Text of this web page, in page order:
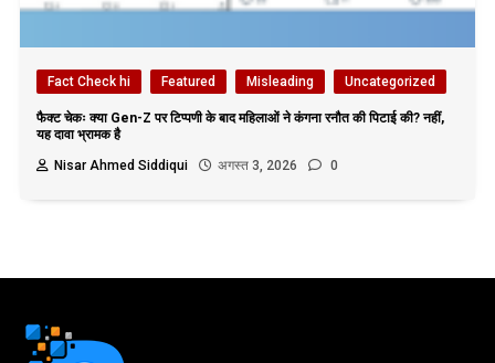
Fact Check hi Featured Misleading Uncategorized
फैक्ट चेकः क्या Gen-Z पर टिप्पणी के बाद महिलाओं ने कंगना रनौत की पिटाई की? नहीं,
यह दावा भ्रामक है
Nisar Ahmed Siddiqui
अगस्त 3, 2026 0